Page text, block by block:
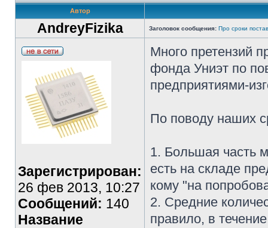
Автор
AndreyFizika Заголовок сообщения: Про сроки
Зарегистрирован:
26 фев 2013, 10:27
Сообщений: 140
Название
Много претензий
фонда Униэт по
предприятиями-
По поводу наших
1. Большая часть
есть на складе
кому "на
2. Средние
правило, в